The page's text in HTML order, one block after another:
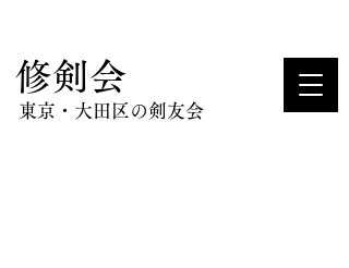
​修剣会
東京・大田区の剣友会